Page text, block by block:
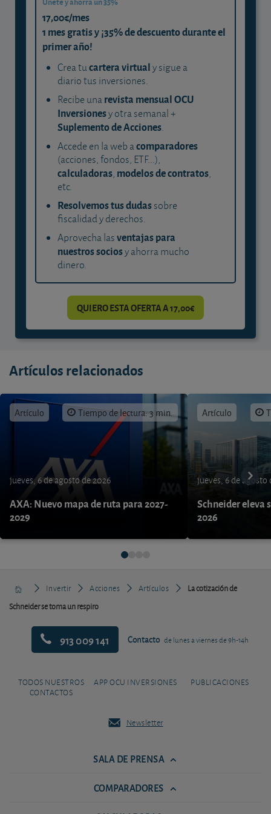
17,00€/mes
1 mes gratis y ¡35% de descuento durante el
primer año!
Crea tucartera virtualy sigue a
diario tus inversiones.
Recibe unarevista mensual OCU
Inversionesy otra semanal +
Suplemento de Acciones.
Accede en la web acomparadores
(acciones, fondos, ETF...),
calculadoras, modelos de contratos,
etc.
Resolvemos tus dudassobre
fiscalidad y derechos.
Aprovecha lasventajas para
nuestros sociosy ahorra mucho
dinero.
QUIERO ESTA OFERTA A 17,00€
Artículos relacionados
Artículo Tiempo de lectura: 3 min.
jueves, 6 de agosto de 2026
AXA: Nuevo mapa de ruta para 2027-
2029
Artículo
jueves, 6 de agosto
Schneider eleva
2026
Invertir Acciones Artículos
La cotización de
Schneider se toma un respiro
913 009 141 Contacto de lunes a viernes de 9h-14h
TODOS NUESTROS
CONTACTOS
APP OCU INVERSIONES PUBLICACIONES
Newsletter
SALA DE PRENSA
COMPARADORES